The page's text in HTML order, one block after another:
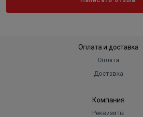
Оплата и доставка
Оплата
Доставка
Компания
Реквизиты